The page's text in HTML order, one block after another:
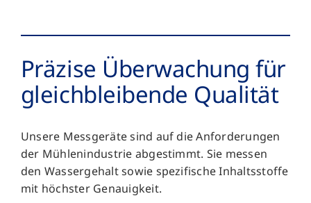
Präzise Über­wachung für
gleich­bleibende Qualität
Unsere Messgeräte sind auf die Anforderungen
der Mühlenindustrie abgestimmt. Sie messen
den Wassergehalt sowie spezifische Inhaltsstoffe
mit höchster Genauigkeit.